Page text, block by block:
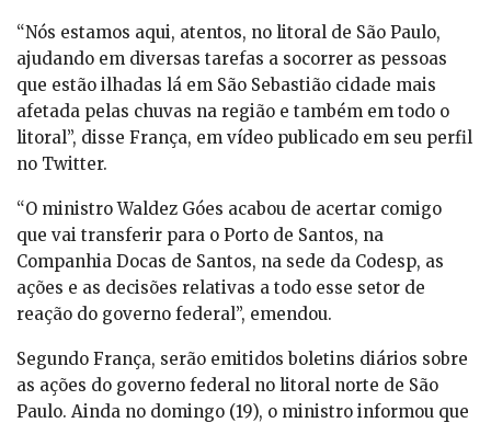
“Nós estamos aqui, atentos, no litoral de São Paulo,
ajudando em diversas tarefas a socorrer as pessoas
que estão ilhadas lá em São Sebastião cidade mais
afetada pelas chuvas na região e também em todo o
litoral”, disse França, em vídeo publicado em seu perfil
no Twitter.
“O ministro Waldez Góes acabou de acertar comigo
que vai transferir para o Porto de Santos, na
Companhia Docas de Santos, na sede da Codesp, as
ações e as decisões relativas a todo esse setor de
reação do governo federal”, emendou.
Segundo França, serão emitidos boletins diários sobre
as ações do governo federal no litoral norte de São
Paulo. Ainda no domingo (19), o ministro informou que